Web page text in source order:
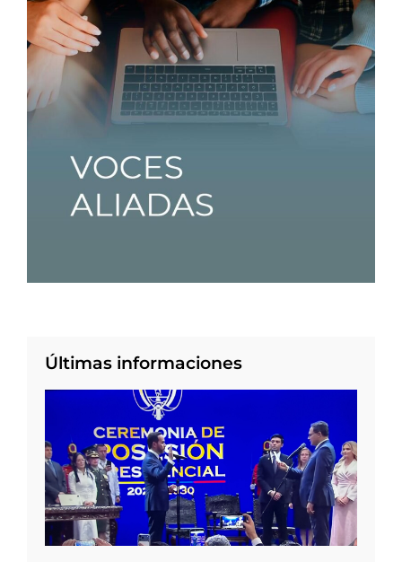
Últimas informaciones